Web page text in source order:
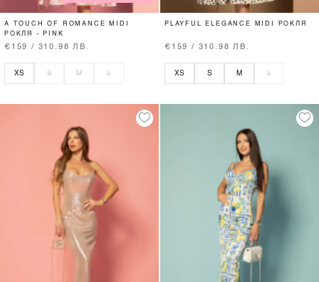
A TOUCH OF ROMANCE MIDI
РОКЛЯ - PINK
€159 / 310.98 ЛВ.
XS S M L
PLAYFUL ELEGANCE MIDI РОКЛЯ
€159 / 310.98 ЛВ.
XS S M L